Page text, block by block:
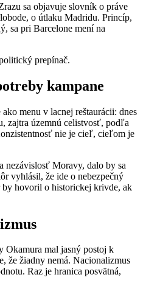
sa objavuje slovník o práve
o útlaku Madridu. Princíp,
sa pri Barcelone mení na
prepínač.
kampane
menu v lacnej reštaurácii: dnes
zajtra územnú celistvosť, podľa
nie je cieľ, cieľom je
nezávislosť Moravy, dalo by sa
vyhlásil, že ide o nebezpečný
by hovoril o historickej krivde, ak
Okamura mal jasný postoj k
že žiadny nemá. Nacionalizmus
Raz je hranica posvätná,